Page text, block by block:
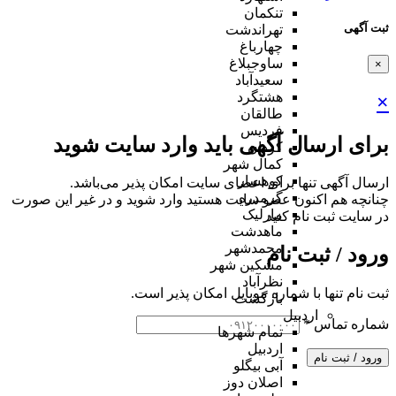
ثبت آگهی
×
×
برای ارسال آگهی باید وارد سایت شوید
ارسال آگهی تنها برای اعضای سایت امکان پذیر می‌باشد.
چنانچه هم‌ اکنون عضو سایت هستید وارد شوید و در غیر این صورت
در سایت ثبت نام کنید
ورود / ثبت نام
ثبت نام تنها با شماره موبایل امکان پذیر است.
شماره تماس*
ورود / ثبت نام
تنکمان
تهراندشت
چهارباغ
ساوجبلاغ
سعیدآباد
هشتگرد
طالقان
فردیس
کردان
کمال شهر
کوهسار
گرمدره
مارلیک
ماهدشت
محمدشهر
مشکین شهر
نظرآباد
بازگشت
اردبیل
تمام شهر‌ها
اردبیل
آبی بیگلو
اصلان دوز